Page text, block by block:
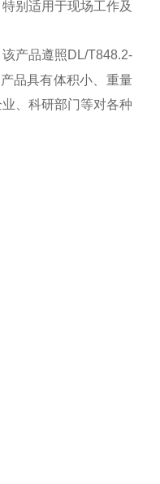
别适用于现场工作及
产品遵照DL/T848.2-
品具有体积小、重量
、科研部门等对各种